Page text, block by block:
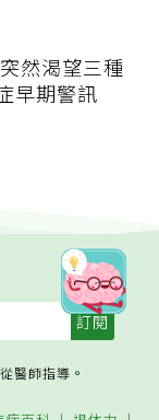
然渴望三種
早期警訊
醫師指導。